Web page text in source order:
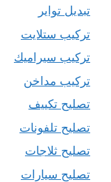
تبديل تواير
تركيب ستلايت
تركيب سيراميك
تركيب مداخن
تصليح تكييف
تصليح تلفونات
تصليح ثلاجات
تصليح سيارات